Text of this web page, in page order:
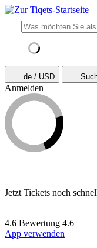
de / USD
Anmelden
Jetzt Tickets noch
4.6 Bewertung 4.6
App verwenden